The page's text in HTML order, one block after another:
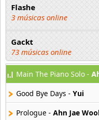
Flashe
3 músicas online
Gackt
73 músicas online
High And Mighty Color
25 músicas online
Ikimono Gakari
Main The Piano Solo -
Good Bye Days - Yui
Prologue - Ahn Jae